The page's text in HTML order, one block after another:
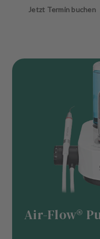
Jetzt Termin buchen
Air-Flow®